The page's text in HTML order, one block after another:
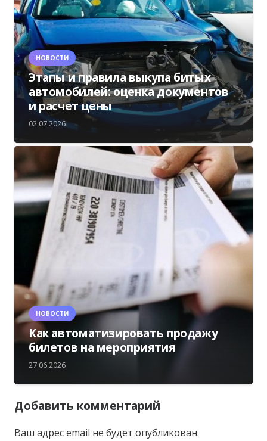
НОВОСТИ
Этапы и правила выкупа битых
автомобилей: оценка документов
и расчет цены
02.07.2026
НОВОСТИ
Как автоматизировать продажу
билетов на мероприятия
27.06.2026
Добавить комментарий
Ваш адрес email не будет опубликован.